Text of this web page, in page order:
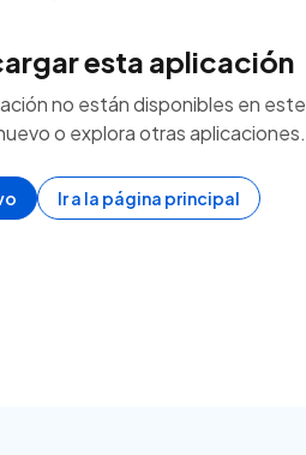
esta aplicación
no están disponibles en este
o explora otras aplicaciones.
Ir a la página principal